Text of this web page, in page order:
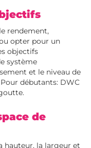
rendement,
opter pour un
objectifs
système
et le niveau de
débutants: DWC
de
hauteur, la largeur et